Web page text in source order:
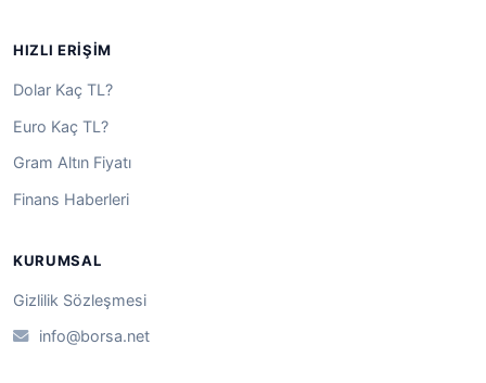
HIZLI ERIŞIM
Dolar Kaç TL?
Euro Kaç TL?
Gram Altın Fiyatı
Finans Haberleri
KURUMSAL
Gizlilik Sözleşmesi
info@borsa.net